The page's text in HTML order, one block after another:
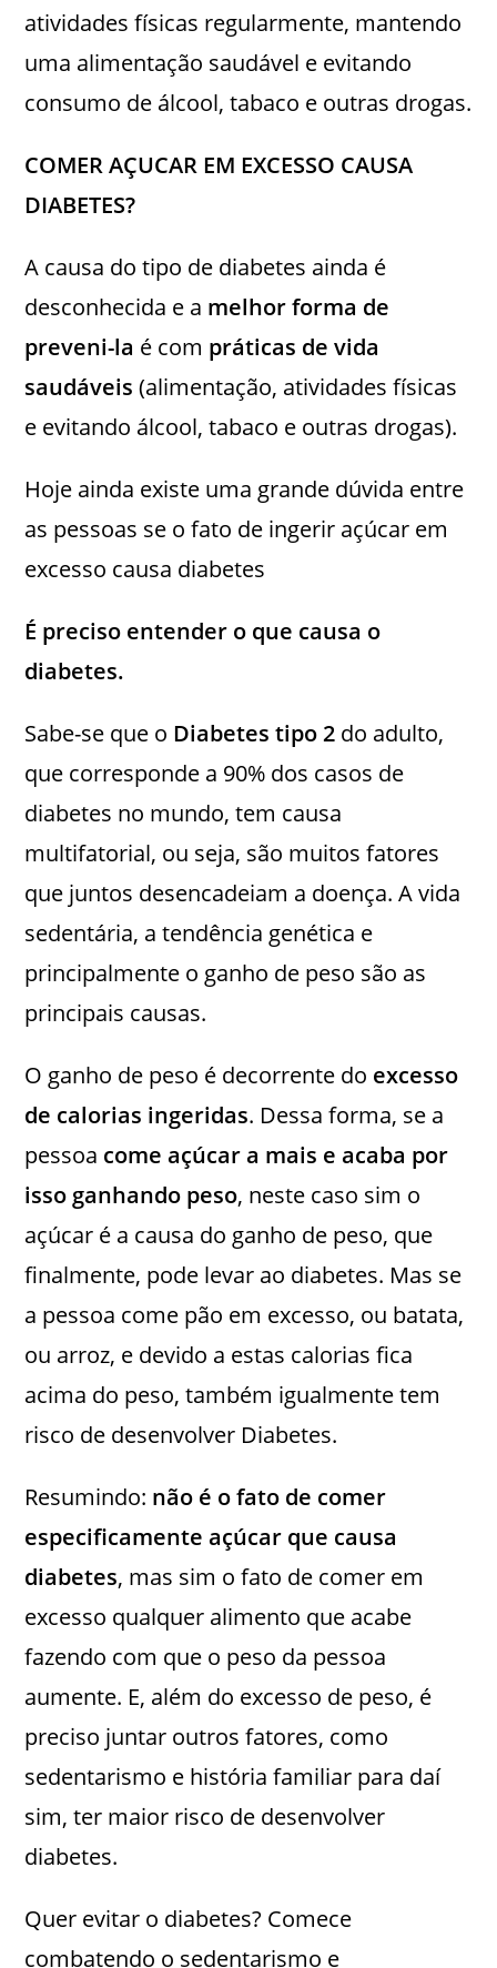
atividades físicas regularmente, mantendo
uma alimentação saudável e evitando
consumo de álcool, tabaco e outras drogas.
COMER AÇUCAR EM EXCESSO CAUSA
DIABETES?
A causa do tipo de diabetes ainda é
desconhecida e a melhor forma de
preveni-la é com práticas de vida
saudáveis (alimentação, atividades físicas
e evitando álcool, tabaco e outras drogas).
Hoje ainda existe uma grande dúvida entre
as pessoas se o fato de ingerir açúcar em
excesso causa diabetes
É preciso entender o que causa o
diabetes.
Sabe-se que o Diabetes tipo 2 do adulto,
que corresponde a 90% dos casos de
diabetes no mundo, tem causa
multifatorial, ou seja, são muitos fatores
que juntos desencadeiam a doença. A vida
sedentária, a tendência genética e
principalmente o ganho de peso são as
principais causas.
O ganho de peso é decorrente do excesso
de calorias ingeridas. Dessa forma, se a
pessoa come açúcar a mais e acaba por
isso ganhando peso, neste caso sim o
açúcar é a causa do ganho de peso, que
finalmente, pode levar ao diabetes. Mas se
a pessoa come pão em excesso, ou batata,
ou arroz, e devido a estas calorias fica
acima do peso, também igualmente tem
risco de desenvolver Diabetes.
Resumindo: não é o fato de comer
especificamente açúcar que causa
diabetes, mas sim o fato de comer em
excesso qualquer alimento que acabe
fazendo com que o peso da pessoa
aumente. E, além do excesso de peso, é
preciso juntar outros fatores, como
sedentarismo e história familiar para daí
sim, ter maior risco de desenvolver
diabetes.
Quer evitar o diabetes? Comece
combatendo o sedentarismo e